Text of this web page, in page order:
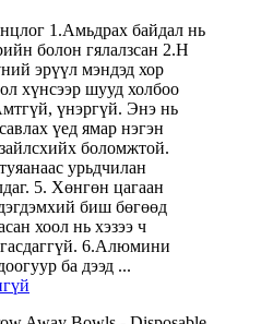
1.Амьдрах байдал нь
болон гялалзсан 2.Н
​​эрүүл мэндэд хор
хүнсээр шууд холбоо
үнэргүй. Энэ нь
үед ямар нэгэн
боломжтой.
урьдчилан
5. Хөнгөн цагаан
биш бөгөөд
хоол нь хэзээ ч
6.Алюмини
ба дээд ...